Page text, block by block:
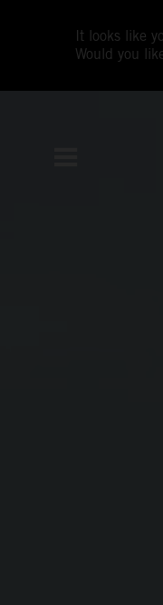
It looks like
Would you